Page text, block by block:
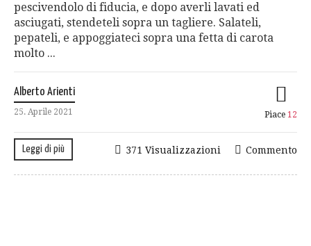
pescivendolo di fiducia, e dopo averli lavati ed
asciugati, stendeteli sopra un tagliere. Salateli,
pepateli, e appoggiateci sopra una fetta di carota
molto ...
Alberto Arienti
25. Aprile 2021 Piace 12
Leggi di più Commento
371 Visualizzazioni